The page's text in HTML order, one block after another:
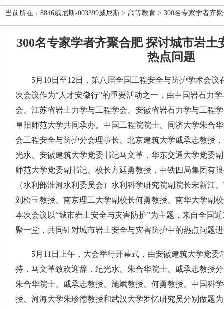
当前所在： 8846威尼斯-003399威尼斯 > 高等教育 > 300名专家学者齐
300名专家学者齐聚合肥 探讨城市岩土
热点问题
5月10日至12日，第八届全国工程安全与防护学术会议
次会议作为“人才安徽行”的重要活动之一，由中国岩石力
会、江苏省岩土力学与工程学会、安徽省岩石力学与工程
阜阳师范大学共同承办。中国工程院院士、同济大学朱合
会工程安全与防护分会理事长、北京建筑大学戚承志教授
光水、安徽建筑大学党委书记马文革，华东交通大学党委
师范大学党委副书记、校长方廷勇教授，中铁四局集团有
（水利部淮河水利委员会）水利科学研究院副院长宋新江
刘松玉教授、南京理工大学副校长何勇教授、南华大学副
本次会议以“城市岩土安全与灾害防护”为主题，来自全国
聚一堂，共同针对城市岩土安全与灾害防护中的热点问题
5月11日上午，大会举行开幕式，由安徽建筑大学党委
持，马文革致欢迎辞，纪光水、朱合华院士、戚承志教授
朱合华院士、戚承志教授、施斌教授、何勇教授、中国科
授、河海大学朱珍德教授和武汉大学罗忆研究员分别做题